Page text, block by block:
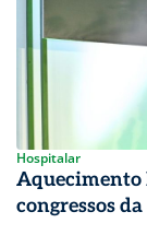
Hospitalar
Aquecimento
congressos